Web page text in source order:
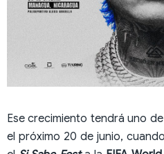
Ese crecimiento tendrá uno
el próximo 20 de junio, cuando